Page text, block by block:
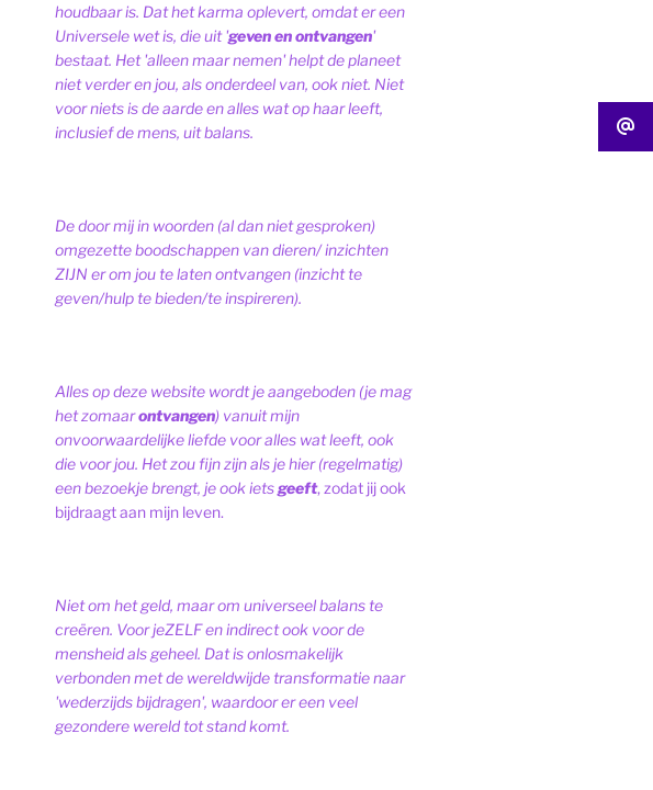
houdbaar is. Dat het karma oplevert, omdat er een
Universele wet is, die uit 'geven en ontvangen'
bestaat. Het 'alleen maar nemen' helpt de planeet
niet verder en jou, als onderdeel van, ook niet. Niet
voor niets is de aarde en alles wat op haar leeft,
inclusief de mens, uit balans.
De door mij in woorden (al dan niet gesproken)
omgezette boodschappen van dieren/ inzichten
ZIJN er om jou te laten ontvangen (inzicht te
geven/hulp te bieden/te inspireren).
Alles op deze website wordt je aangeboden (je mag
het zomaarontvangen) vanuit mijn
onvoorwaardelijke liefde voor alles wat leeft, ook
die voor jou. Het zou fijn zijn als je hier (regelmatig)
een bezoekje brengt, je ook ietsgeeft, zodat jij ook
bijdraagt aan mijn leven.
Niet om het geld, maar om universeel balans te
creëren. Voor jeZELF en indirect ook voor de
mensheid als geheel. Dat is onlosmakelijk
verbonden met de wereldwijde transformatie naar
'wederzijds bijdragen', waardoor er een veel
gezondere wereld tot stand komt.